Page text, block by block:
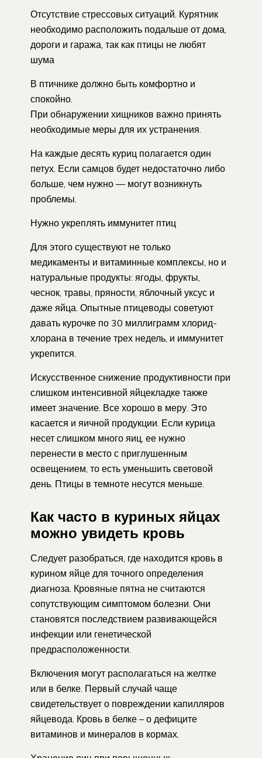
Отсутствие стрессовых ситуаций. Курятник
необходимо расположить подальше от дома,
дороги и гаража, так как птицы не любят
шума
В птичнике должно быть комфортно и
спокойно.
При обнаружении хищников важно принять
необходимые меры для их устранения.
На каждые десять куриц полагается один
петух. Если самцов будет недостаточно либо
больше, чем нужно — могут возникнуть
проблемы.
Нужно укреплять иммунитет птиц
Для этого существуют не только
медикаменты и витаминные комплексы, но и
натуральные продукты: ягоды, фрукты,
чеснок, травы, пряности, яблочный уксус и
даже яйца. Опытные птицеводы советуют
давать курочке по 30 миллиграмм хлорид-
хлорана в течение трех недель, и иммунитет
укрепится.
Искусственное снижение продуктивности при
слишком интенсивной яйцекладке также
имеет значение. Все хорошо в меру. Это
касается и яичной продукции. Если курица
несет слишком много яиц, ее нужно
перенести в место с приглушенным
освещением, то есть уменьшить световой
день. Птицы в темноте несутся меньше.
Как часто в куриных яйцах
можно увидеть кровь
Следует разобраться, где находится кровь в
курином яйце для точного определения
диагноза. Кровяные пятна не считаются
сопутствующим симптомом болезни. Они
становятся последствием развивающейся
инфекции или генетической
предрасположенности.
Включения могут располагаться на желтке
или в белке. Первый случай чаще
свидетельствует о повреждении капилляров
яйцевода. Кровь в белке – о дефиците
витаминов и минералов в кормах.